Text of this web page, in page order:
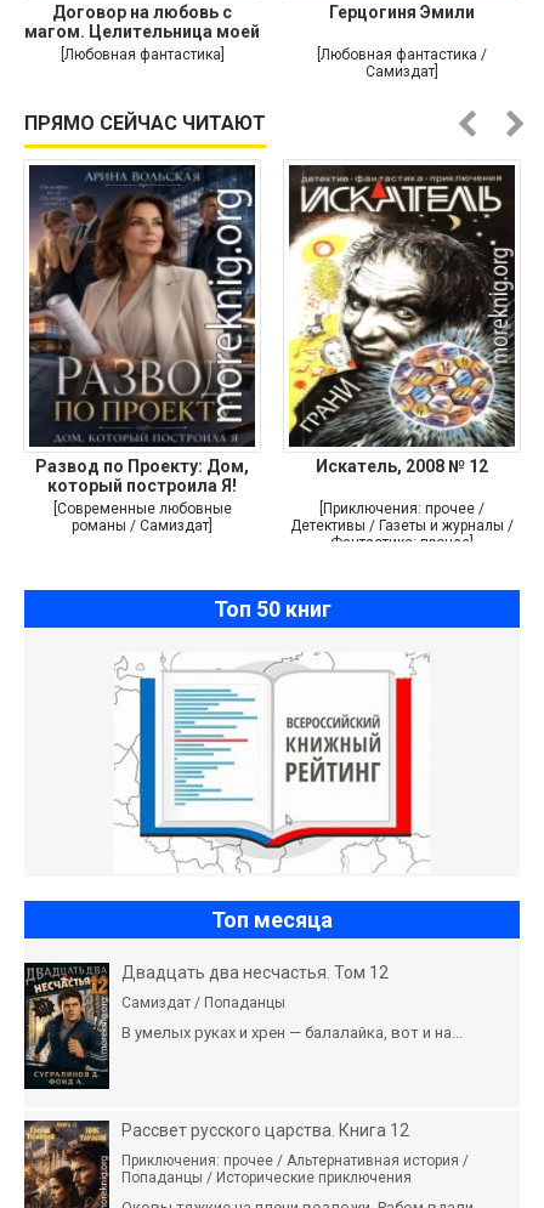
Договор на любовь с
магом. Целительница моей
души
[Любовная фантастика]
Герцогиня Эмили
[Любовная фантастика /
Самиздат]
ПРЯМО СЕЙЧАС ЧИТАЮТ
Развод по Проекту: Дом,
который построила Я!
[Современные любовные
романы / Самиздат]
Искатель, 2008 № 12
[Приключения: прочее /
Детективы / Газеты и журналы /
Фантастика: прочее]
Топ 50 книг
Топ месяца
Двадцать два несчастья. Том 12
Самиздат / Попаданцы
В умелых руках и хрен — балалайка, вот и на...
Рассвет русского царства. Книга 12
Приключения: прочее / Альтернативная история /
Попаданцы / Исторические приключения